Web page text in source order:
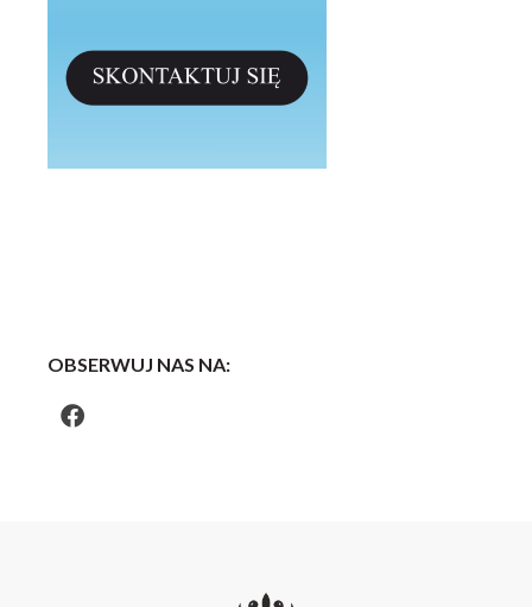
OBSERWUJ NAS NA: